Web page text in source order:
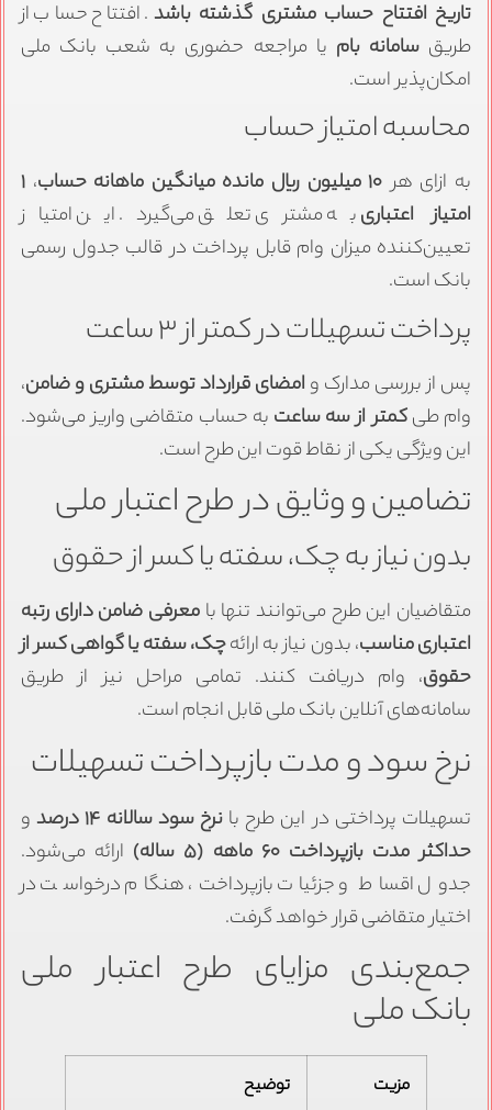
تاریخ افتتاح حساب مشتری گذشته باشد. افتتاح حساب از
طریق سامانه بامیا مراجعه حضوری به شعب بانک ملی
امکان‌پذیر است.
محاسبه امتیاز حساب
به ازای هر ۱۰ میلیون ریال مانده میانگین ماهانه حساب ، ۱
امتیاز اعتباریبه مشتری تعلق می‌گیرد. این امتیاز
تعیین‌کننده میزان وام قابل پرداخت در قالب جدول رسمی
بانک است.
پرداخت تسهیلات در کمتر از ۳ ساعت
پس از بررسی مدارک و امضای قرارداد توسط مشتری و ضامن،
وام طیکمتر از سه ساعتبه حساب متقاضی واریز می‌شود.
این ویژگی یکی از نقاط قوت این طرح است.
تضامین و وثایق در طرح اعتبار ملی
بدون نیاز به چک، سفته یا کسر از حقوق
متقاضیان این طرح می‌توانند تنها با معرفی ضامن دارای رتبه
اعتباری مناسب، بدون نیاز به ارائهچک، سفته یا گواهی کسر از
حقوق، وام دریافت کنند. تمامی مراحل نیز از طریق
سامانه‌های آنلاین بانک ملی قابل انجام است.
نرخ سود و مدت بازپرداخت تسهیلات
تسهیلات پرداختی در این طرح با نرخ سود سالانه ۱۴ درصد
و
حداکثر مدت بازپرداخت ۶۰ ماهه (۵ ساله)
ارائه می‌شود.
جدول اقساط و جزئیات بازپرداخت، هنگام درخواست در
اختیار متقاضی قرار خواهد گرفت.
جمع‌بندی مزایای طرح اعتبار ملی
بانک ملی
مزیت توضیح